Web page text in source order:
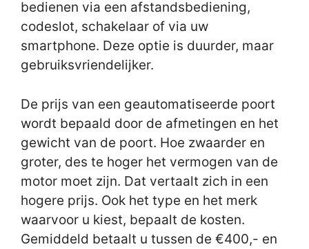
bedienen via een afstandsbediening,
codeslot, schakelaar of via uw
smartphone. Deze optie is duurder, maar
gebruiksvriendelijker.
De prijs van een geautomatiseerde poort
wordt bepaald door de afmetingen en het
gewicht van de poort. Hoe zwaarder en
groter, des te hoger het vermogen van de
motor moet zijn. Dat vertaalt zich in een
hogere prijs. Ook het type en het merk
waarvoor u kiest, bepaalt de kosten.
Gemiddeld betaalt u tussen de €400,- en